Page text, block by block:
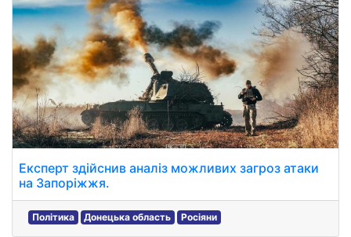
Експерт здійснив аналіз можливих загроз атаки
на Запоріжжя.
Політика Донецька область Росіяни